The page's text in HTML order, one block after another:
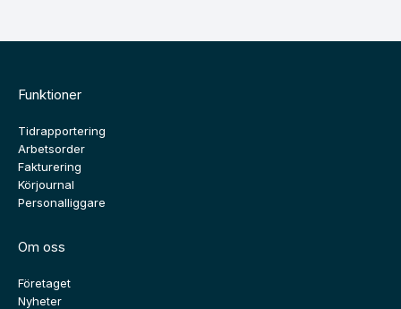
Funktioner
Tidrapportering
Arbetsorder
Fakturering
Körjournal
Personalliggare
Om oss
Företaget
Nyheter